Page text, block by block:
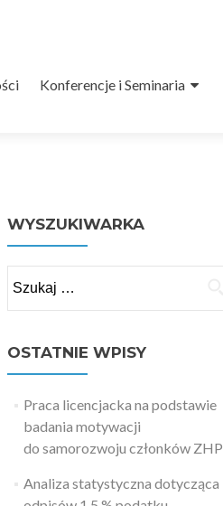
Konferencje i Seminaria
WYSZUKIWARKA
OSTATNIE WPISY
Praca licencjacka na podstawie
badania motywacji
do samorozwoju członków ZHP
Analiza statystyczna dotycząca